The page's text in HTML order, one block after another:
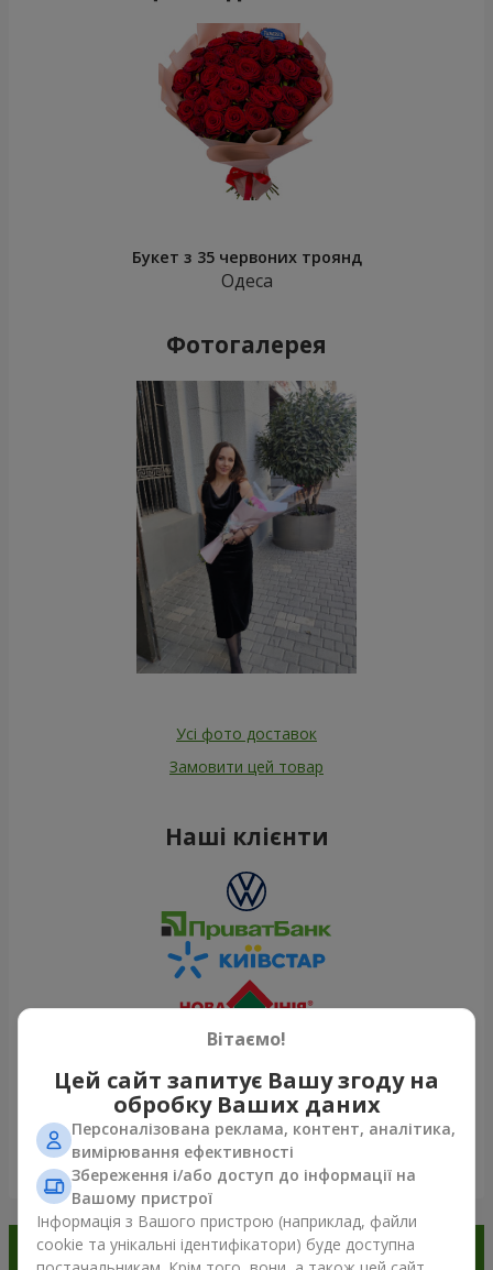
Букет з 35 червоних троянд
Одеса
Фотогалерея
Усі фото доставок
Замовити цей товар
Наші клієнти
Переглянути все
Замовляйте в додатку
Вітаємо!
Цей сайт запитує Вашу згоду на
обробку Ваших даних
Персоналізована реклама, контент, аналітика,
вимірювання ефективності
Збереження і/або доступ до інформації на
Вашому пристрої
Інформація з Вашого пристрою (наприклад, файли
cookie та унікальні ідентифікатори) буде доступна